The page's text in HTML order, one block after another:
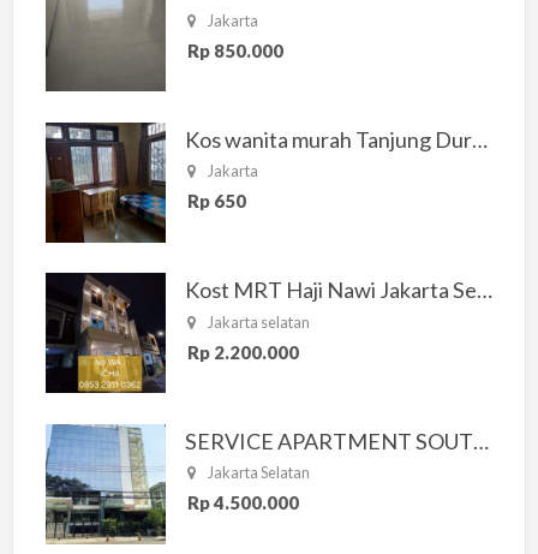
Jakarta
Rp 850.000
Kos wanita murah Tanjung Duren Jakarta Barat
Jakarta
Rp 650
Kost MRT Haji Nawi Jakarta Selatan
Jakarta selatan
Rp 2.200.000
SERVICE APARTMENT SOUTH RESIDENCE
Jakarta Selatan
Rp 4.500.000